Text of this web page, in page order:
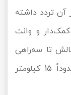
آن تردد داشته
و وانت
تا سه‌راهی
کیش دیبی و تا نزدیکی روستای رزه حدوداً 15 کیلومتر